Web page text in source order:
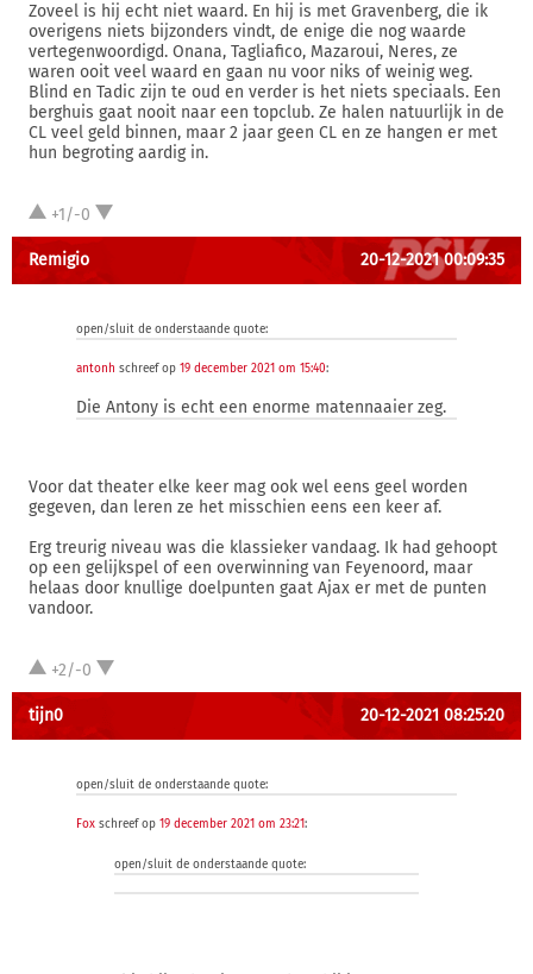
Zoveel is hij echt niet waard. En hij is met Gravenberg, die ik
overigens niets bijzonders vindt, de enige die nog waarde
vertegenwoordigd. Onana, Tagliafico, Mazaroui, Neres, ze
waren ooit veel waard en gaan nu voor niks of weinig weg.
Blind en Tadic zijn te oud en verder is het niets speciaals. Een
berghuis gaat nooit naar een topclub. Ze halen natuurlijk in de
CL veel geld binnen, maar 2 jaar geen CL en ze hangen er met
hun begroting aardig in.
+1/-0
Remigio 20-12-2021 00:09:35
open/sluit de onderstaande quote:
antonh schreef op 19 december 2021 om 15:40:
Die Antony is echt een enorme matennaaier zeg.
Voor dat theater elke keer mag ook wel eens geel worden
gegeven, dan leren ze het misschien eens een keer af.
Erg treurig niveau was die klassieker vandaag. Ik had gehoopt
op een gelijkspel of een overwinning van Feyenoord, maar
helaas door knullige doelpunten gaat Ajax er met de punten
vandoor.
+2/-0
tijn0 20-12-2021 08:25:20
open/sluit de onderstaande quote:
Fox schreef op 19 december 2021 om 23:21:
open/sluit de onderstaande quote: